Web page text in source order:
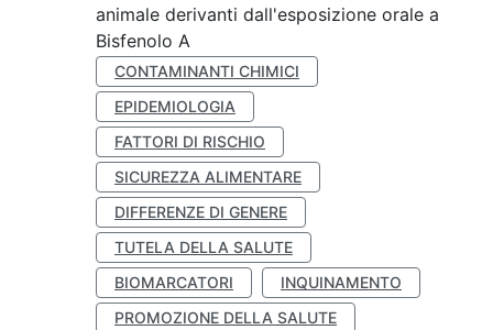
animale derivanti dall'esposizione orale a
Bisfenolo A
CONTAMINANTI CHIMICI
EPIDEMIOLOGIA
FATTORI DI RISCHIO
SICUREZZA ALIMENTARE
DIFFERENZE DI GENERE
TUTELA DELLA SALUTE
BIOMARCATORI
INQUINAMENTO
PROMOZIONE DELLA SALUTE